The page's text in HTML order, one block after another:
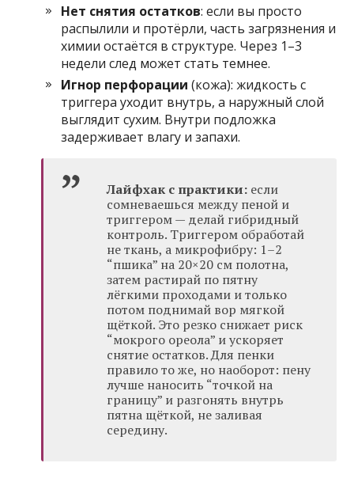
Нет снятия остатков: если вы просто
распылили и протёрли, часть загрязнения и
химии остаётся в структуре. Через 1–3
недели след может стать темнее.
Игнор перфорации (кожа): жидкость с
триггера уходит внутрь, а наружный слой
выглядит сухим. Внутри подложка
задерживает влагу и запахи.
Лайфхак с практики: если
сомневаешься между пеной и
триггером — делай гибридный
контроль. Триггером обработай
не ткань, а микрофибру: 1–2
“пшика” на 20×20 см полотна,
затем растирай по пятну
лёгкими проходами и только
потом поднимай вор мягкой
щёткой. Это резко снижает риск
“мокрого ореола” и ускоряет
снятие остатков. Для пенки
правило то же, но наоборот: пену
лучше наносить “точкой на
границу” и разгонять внутрь
пятна щёткой, не заливая
середину.